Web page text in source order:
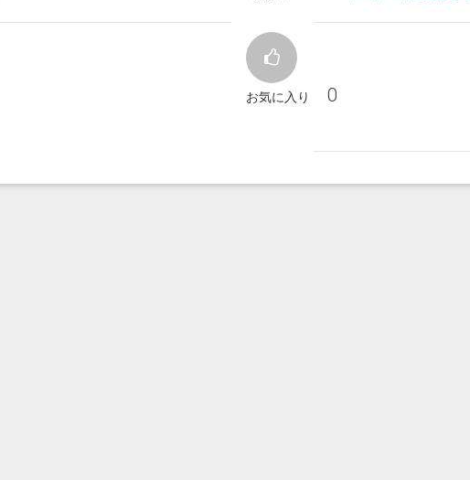
お気に入り 0